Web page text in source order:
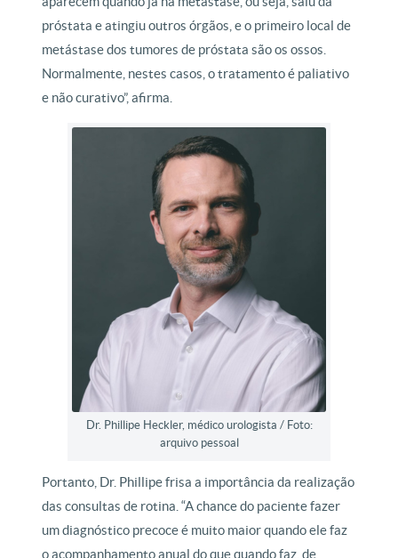
próstata e atingiu outros órgãos, e o primeiro local de
metástase dos tumores de próstata são os ossos.
Normalmente, nestes casos, o tratamento é paliativo
e não curativo”, afirma.
Dr. Phillipe Heckler, médico urologista / Foto:
arquivo pessoal
Portanto, Dr. Phillipe frisa a importância da realização
das consultas de rotina. “A chance do paciente fazer
um diagnóstico precoce é muito maior quando ele faz
o acompanhamento anual do que quando faz, de